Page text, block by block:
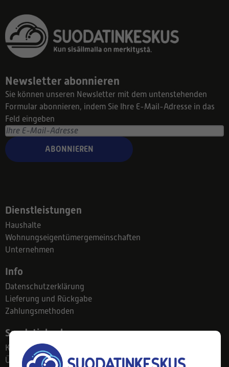
Newsletter abonnieren
Sie können unseren Newsletter mit dem untenstehenden
Formular abonnieren, indem Sie Ihre E-Mail-Adresse in das
Feld eingeben
ABONNIEREN
Dienstleistungen
Haushalte
Wohnungseigentümergemeinschaften
Unternehmen
Info
Datenschutzerklärung
Lieferung und Rückgabe
Zahlungsmethoden
Suodatinkeskus
Kontakt
Über uns